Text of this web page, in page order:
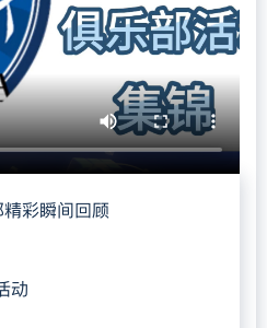
识竞赛，内容紧扣岗位
通过竞赛有效检验和提
与应用能力。
患排查活动，鼓励员工
施，对设备、环境、流
消除易被忽视的细微隐
彩瞬间回顾
动